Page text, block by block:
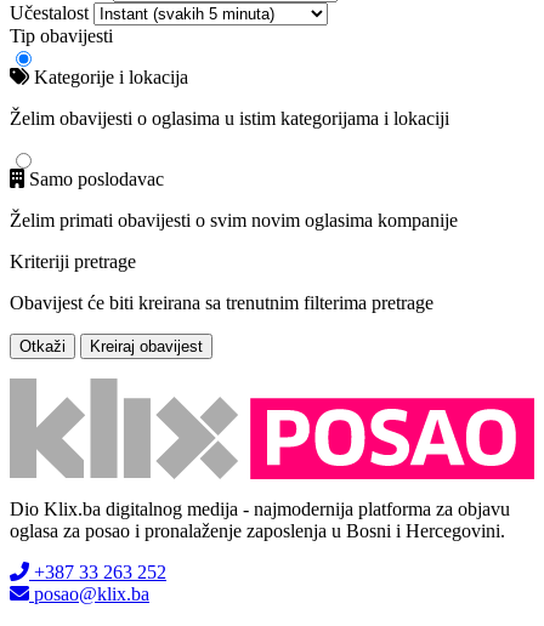
Učestalost
Tip obavijesti
Kategorije i lokacija
Želim obavijesti o oglasima u istim kategorijama i lokaciji
Samo poslodavac
Želim primati obavijesti o svim novim oglasima kompanije
Kriteriji pretrage
Obavijest će biti kreirana sa trenutnim filterima pretrage
Otkaži Kreiraj obavijest
Dio Klix.ba digitalnog medija - najmodernija platforma za objavu
oglasa za posao i pronalaženje zaposlenja u Bosni i Hercegovini.
+387 33 263 252
posao@klix.ba